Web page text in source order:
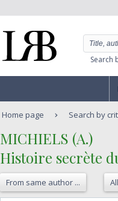
Search
Home page Search by
‎MICHIELS (A.)‎
‎Histoire secrète
From same author ...